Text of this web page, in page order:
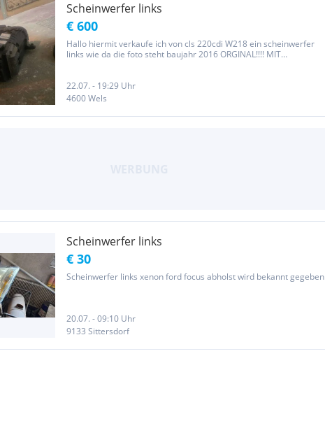
Scheinwerfer links
€ 600
Hallo hiermit verkaufe ich von cls 220cdi W218 ein scheinwerfer
links wie da die foto steht baujahr 2016 ORGINAL!!!! MIT
22.07. - 19:29 Uhr
4600 Wels
Scheinwerfer links
€ 30
Scheinwerfer links xenon ford focus abholst wird bekannt gegeben
20.07. - 09:10 Uhr
9133 Sittersdorf